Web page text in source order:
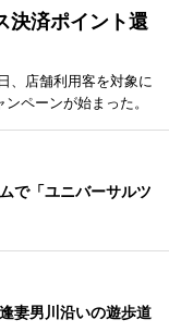
決済ポイント還
、店舗利用客を対象に
ペーンが始まった。
で「ユニバーサルツ
妻男川沿いの遊歩道